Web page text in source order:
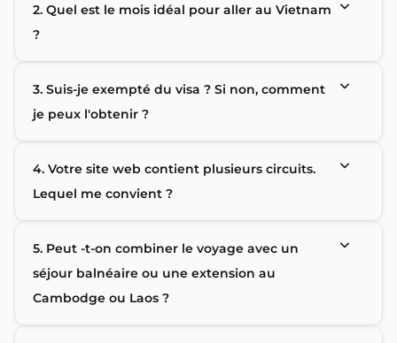
2. Quel est le mois idéal pour aller au Vietnam
?
3. Suis-je exempté du visa ? Si non, comment
je peux l'obtenir ?
4. Votre site web contient plusieurs circuits.
Lequel me convient ?
5. Peut -t-on combiner le voyage avec un
séjour balnéaire ou une extension au
Cambodge ou Laos ?